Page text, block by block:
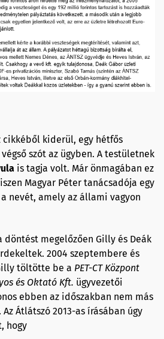
cikkéből kiderül, egy hétfős
szót az ügyben. A testületnek
is tagja volt. Már önmagában ez
Magyar Péter tanácsadója egy
nevét, amely az állami vagyon
döntést megelőzően Gilly és Deák
2004 szeptembere és
töltötte be a PET-CT Központ
és Oktató Kft. ügyvezetői
ebben az időszakban nem más
Átlátszó 2013-as írásában úgy
hogy